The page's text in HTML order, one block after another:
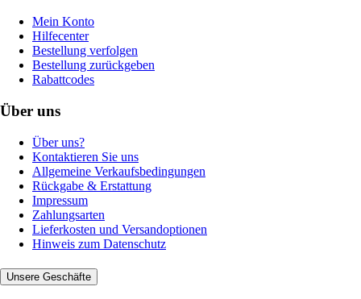
Mein Konto
Hilfecenter
Bestellung verfolgen
Bestellung zurückgeben
Rabattcodes
Über uns
Über uns?
Kontaktieren Sie uns
Allgemeine Verkaufsbedingungen
Rückgabe & Erstattung
Impressum
Zahlungsarten
Lieferkosten und Versandoptionen
Hinweis zum Datenschutz
Unsere Geschäfte